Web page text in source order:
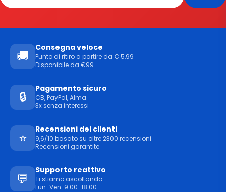
🚚
Consegna veloce
Punto di ritiro a partire da € 5,99
Disponibile da €99
🔒
Pagamento sicuro
CB, PayPal, Alma
3x senza interessi
⭐
Recensioni dei clienti
9,6/10 basato su oltre 2300 recensioni
Recensioni garantite
💬
Supporto reattivo
Ti stiamo ascoltando
Lun-Ven: 9:00-18:00